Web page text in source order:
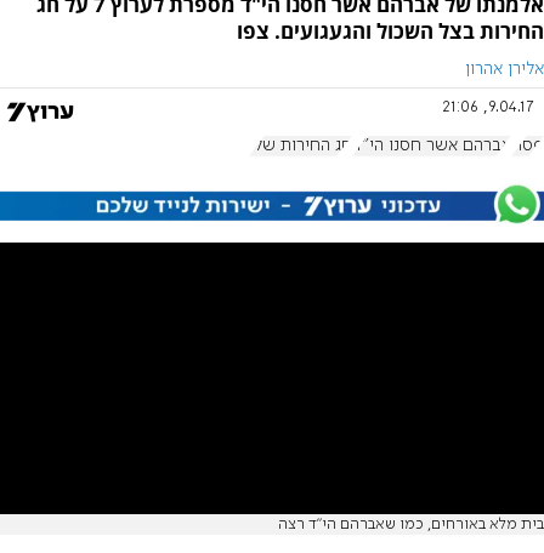
החירות בצל השכול והגעגועים. צפו
אלירן אהרון
9.04.17, 21:06
פסח אברהם אשר חסנו הי"ד חג החירות שלי
בית מלא באורחים, כמו שאברהם הי"ד רצה